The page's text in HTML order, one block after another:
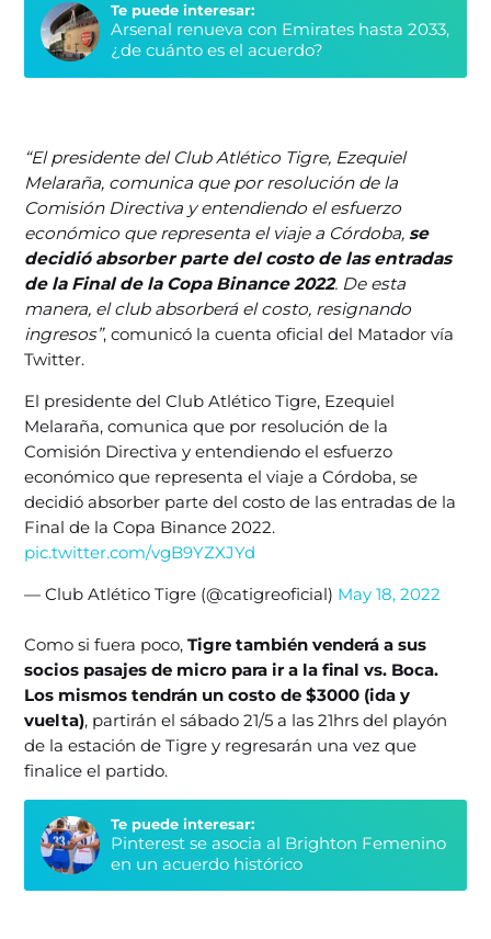
Te puede interesar:
Arsenal renueva con Emirates hasta 2033,
¿de cuánto es el acuerdo?
“El presidente del Club Atlético Tigre, Ezequiel
Melaraña, comunica que por resolución de la
Comisión Directiva y entendiendo el esfuerzo
económico que representa el viaje a Córdoba, se
decidió absorber parte del costo de las entradas
de la Final de la Copa Binance 2022. De esta
manera, el club absorberá el costo, resignando
ingresos”, comunicó la cuenta oficial del Matador vía
Twitter.
El presidente del Club Atlético Tigre, Ezequiel
Melaraña, comunica que por resolución de la
Comisión Directiva y entendiendo el esfuerzo
económico que representa el viaje a Córdoba, se
decidió absorber parte del costo de las entradas de la
Final de la Copa Binance 2022.
pic.twitter.com/vgB9YZXJYd
— Club Atlético Tigre (@catigreoficial) May 18, 2022
Como si fuera poco,Tigre también venderá a sus
socios pasajes de micro para ir a la final vs. Boca.
Los mismos tendrán un costo de $3000 (ida y
vuelta), partirán el sábado 21/5 a las 21hrs del playón
de la estación de Tigre y regresarán una vez que
finalice el partido.
Te puede interesar:
Pinterest se asocia al Brighton Femenino
en un acuerdo histórico